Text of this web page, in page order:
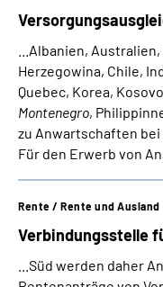
...Albanien,
Herzegowina, Chile,
Quebec, Korea,
Montenegro,
zu Anwartschaften
Für den Erwerb von
Verbindungsstelle
Rente / Rente und Ausland
...Süd werden daher